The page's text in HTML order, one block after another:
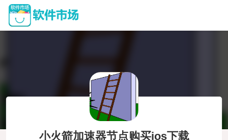
小火箭加速器节点购买ios下载